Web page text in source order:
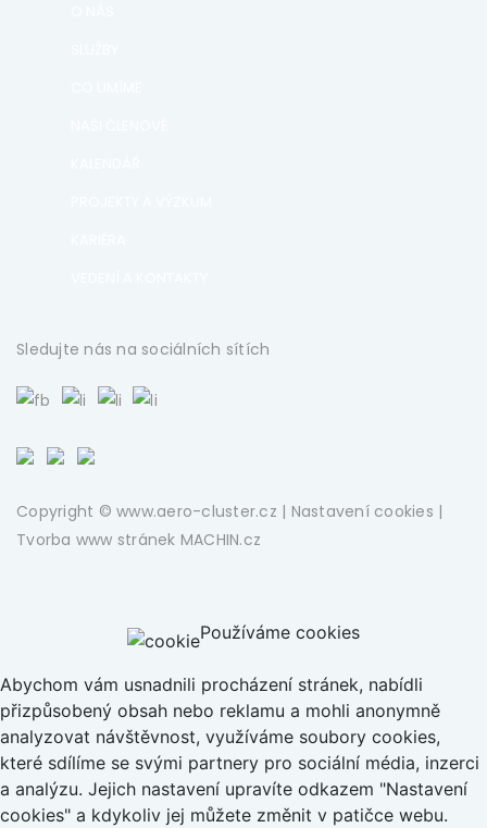
Sledujte nás na sociálních sítích
Copyright © www.aero-cluster.cz | Nastavení cookies |
Tvorba www stránek MACHIN.cz
Používáme cookies
Abychom vám usnadnili procházení stránek, nabídli
přizpůsobený obsah nebo reklamu a mohli anonymně
analyzovat návštěvnost, využíváme soubory cookies,
které sdílíme se svými partnery pro sociální média, inzerci
a analýzu. Jejich nastavení upravíte odkazem "Nastavení
cookies" a kdykoliv jej můžete změnit v patičce webu.